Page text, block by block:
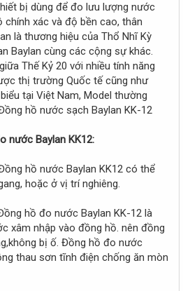
bị dùng để đo lưu lượng nước
xác và độ bền cao, thân
là thương hiệu của Thổ Nhĩ Kỳ
Baylan cùng các cộng sự khác.
Thế Kỷ 20 với nhiều tính năng
thị trường Quốc tế cũng như
tại Việt Nam, Model thường
hồ nước sạch Baylan KK-12
nước Baylan KK12:
hồ nước Baylan KK12 có thể
hoặc ở vị trí nghiêng.
hồ đo nước Baylan KK-12 là
xâm nhập vào đồng hồ. nên đồng
bị ố. Đồng hồ đo nước
thau sơn tĩnh điện chống ăn mòn